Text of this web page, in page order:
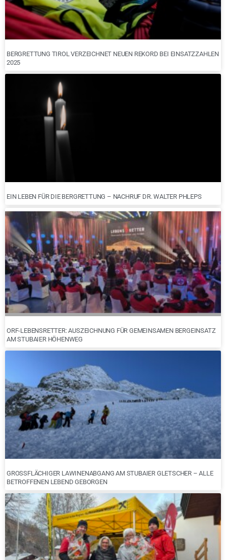
BERGRETTUNG TIROL VERZEICHNET NEUEN REKORD BEI EINSATZZAHLEN
2025
EIN LEBEN FÜR DIE BERGRETTUNG – NACHRUF DR. WALTER PHLEPS
ORF-LEBENSRETTER: AUSZEICHNUNG FÜR GEMEINSAMEN BERGEINSATZ
AM STUBAIER HÖHENWEG
GROSSFLÄCHIGER LAWINENABGANG AM STUBAIER GLETSCHER – ALLE B
ETROFFENEN LEBEND GEBORGEN